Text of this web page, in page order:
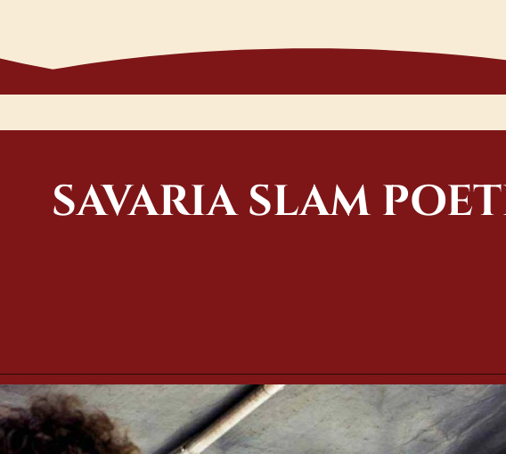
SAVARIA SLAM